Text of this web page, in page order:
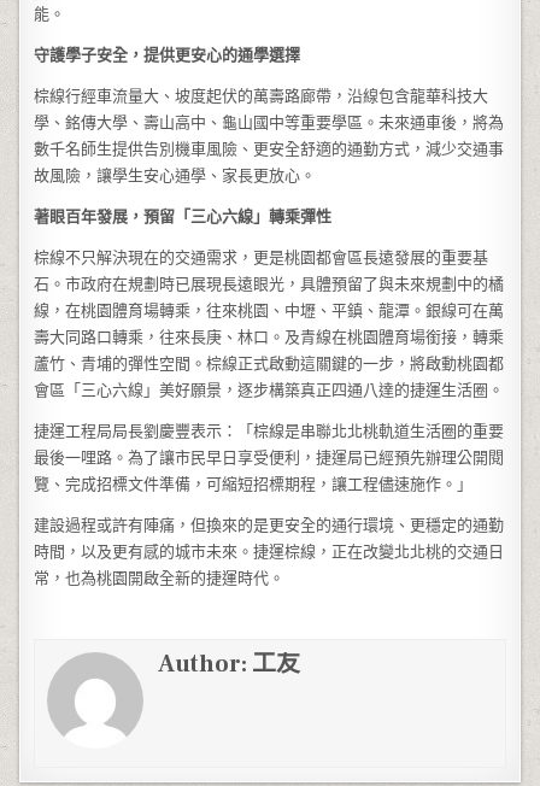
能。
守護學子安全，提供更安心的通學選擇
棕線行經車流量大、坡度起伏的萬壽路廊帶，沿線包含龍華科技大
學、銘傳大學、壽山高中、龜山國中等重要學區。未來通車後，將為
數千名師生提供告別機車風險、更安全舒適的通勤方式，減少交通事
故風險，讓學生安心通學、家長更放心。
著眼百年發展，預留「三心六線」轉乘彈性
棕線不只解決現在的交通需求，更是桃園都會區長遠發展的重要基
石。市政府在規劃時已展現長遠眼光，具體預留了與未來規劃中的橘
線，在桃園體育場轉乘，往來桃園、中壢、平鎮、龍潭。銀線可在萬
壽大同路口轉乘，往來長庚、林口。及青線在桃園體育場銜接，轉乘
蘆竹、青埔的彈性空間。棕線正式啟動這關鍵的一步，將啟動桃園都
會區「三心六線」美好願景，逐步構築真正四通八達的捷運生活圈。
捷運工程局局長劉慶豐表示：「棕線是串聯北北桃軌道生活圈的重要
最後一哩路。為了讓市民早日享受便利，捷運局已經預先辦理公開閱
覽、完成招標文件準備，可縮短招標期程，讓工程儘速施作。」
建設過程或許有陣痛，但換來的是更安全的通行環境、更穩定的通勤
時間，以及更有感的城市未來。捷運棕線，正在改變北北桃的交通日
常，也為桃園開啟全新的捷運時代。
Author: 工友